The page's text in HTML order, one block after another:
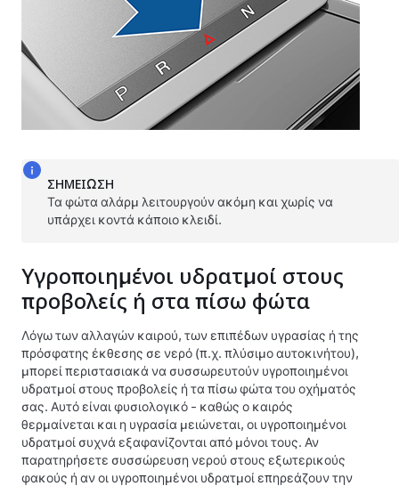
ΣΗΜΕΊΩΣΗ
Τα φώτα αλάρμ λειτουργούν ακόμη και χωρίς να
υπάρχει κοντά κάποιο κλειδί.
Υγροποιημένοι υδρατμοί στους
προβολείς ή στα πίσω φώτα
Λόγω των αλλαγών καιρού, των επιπέδων υγρασίας ή της
πρόσφατης έκθεσης σε νερό (π.χ. πλύσιμο αυτοκινήτου),
μπορεί περιστασιακά να συσσωρευτούν υγροποιημένοι
υδρατμοί στους προβολείς ή τα πίσω φώτα του οχήματός
σας. Αυτό είναι φυσιολογικό - καθώς ο καιρός
θερμαίνεται και η υγρασία μειώνεται, οι υγροποιημένοι
υδρατμοί συχνά εξαφανίζονται από μόνοι τους. Αν
παρατηρήσετε συσσώρευση νερού στους εξωτερικούς
φακούς ή αν οι υγροποιημένοι υδρατμοί επηρεάζουν την